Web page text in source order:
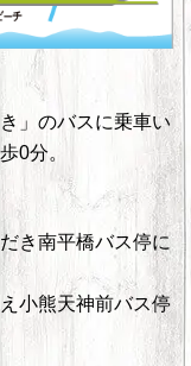
」のバスに乗車い
0分。
き南平橋バス停に
小熊天神前バス停